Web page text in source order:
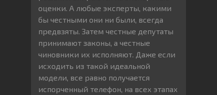
оценки. А любые эксперты, какими
бы честными они ни были, всегда
предвзяты. Затем честные депутаты
принимают законы, а честные
чиновники их исполняют. Даже если
исходить из такой идеальной
модели, все равно получается
испорченный телефон, на всех этапах